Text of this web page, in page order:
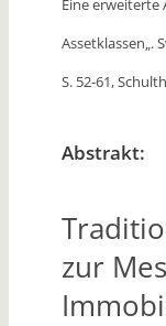
Eine erweiterte
Assetklassen„.
S. 52-61,
Abstrakt:
zur